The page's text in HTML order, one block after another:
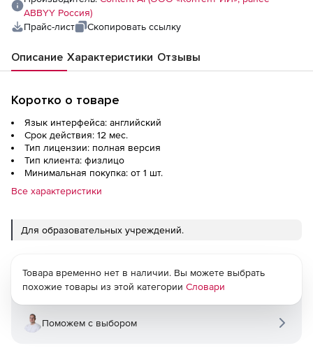
ABBYY Россия)
Прайс-лист
Скопировать ссылку
Описание Характеристики Отзывы
Коротко о товаре
Язык интерфейса: английский
Срок действия: 12 мес.
Тип лицензии: полная версия
Тип клиента: физлицо
Минимальная покупка: от 1 шт.
Все характеристики
Для образовательных учреждений.
Товара временно нет в наличии. Вы можете выбрать
похожие товары из этой категории Словари
Поможем с выбором